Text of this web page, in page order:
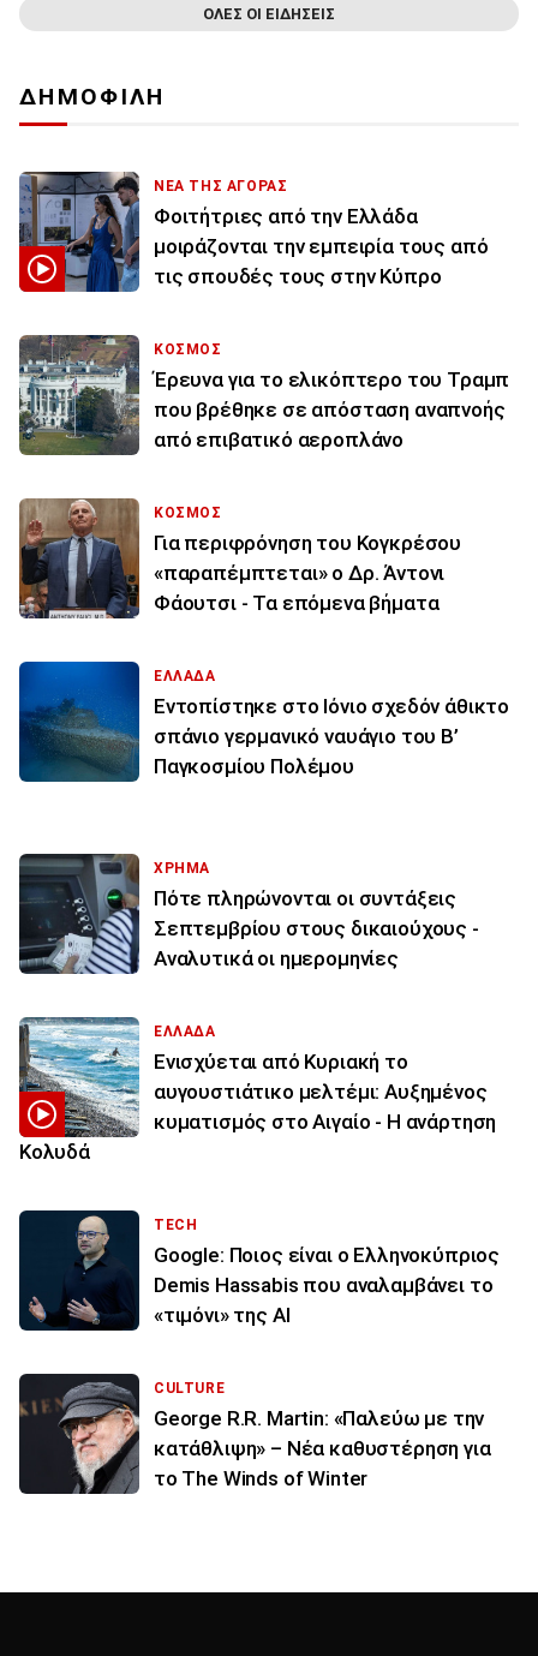
ΟΛΕΣ ΟΙ ΕΙΔΗΣΕΙΣ
ΔΗΜΟΦΙΛΗ
ΝΕΑ ΤΗΣ ΑΓΟΡΑΣ
Φοιτήτριες από την Ελλάδα
μοιράζονται την εμπειρία τους από
τις σπουδές τους στην Κύπρο
ΚΟΣΜΟΣ
Έρευνα για το ελικόπτερο του Τραμπ
που βρέθηκε σε απόσταση αναπνοής
από επιβατικό αεροπλάνο
ΚΟΣΜΟΣ
Για περιφρόνηση του Κογκρέσου
«παραπέμπτεται» ο Δρ. Άντονι
Φάουτσι - Τα επόμενα βήματα
ΕΛΛΑΔΑ
Εντοπίστηκε στο Ιόνιο σχεδόν άθικτο
σπάνιο γερμανικό ναυάγιο του Β’
Παγκοσμίου Πολέμου
ΧΡΗΜΑ
Πότε πληρώνονται οι συντάξεις
Σεπτεμβρίου στους δικαιούχους -
Αναλυτικά οι ημερομηνίες
ΕΛΛΑΔΑ
Ενισχύεται από Κυριακή το
αυγουστιάτικο μελτέμι: Αυξημένος
κυματισμός στο Αιγαίο - Η ανάρτηση
Κολυδά
TECH
Google: Ποιος είναι ο Ελληνοκύπριος
Demis Hassabis που αναλαμβάνει το
«τιμόνι» της ΑΙ
CULTURE
George R.R. Martin: «Παλεύω με την
κατάθλιψη» – Νέα καθυστέρηση για
το The Winds of Winter